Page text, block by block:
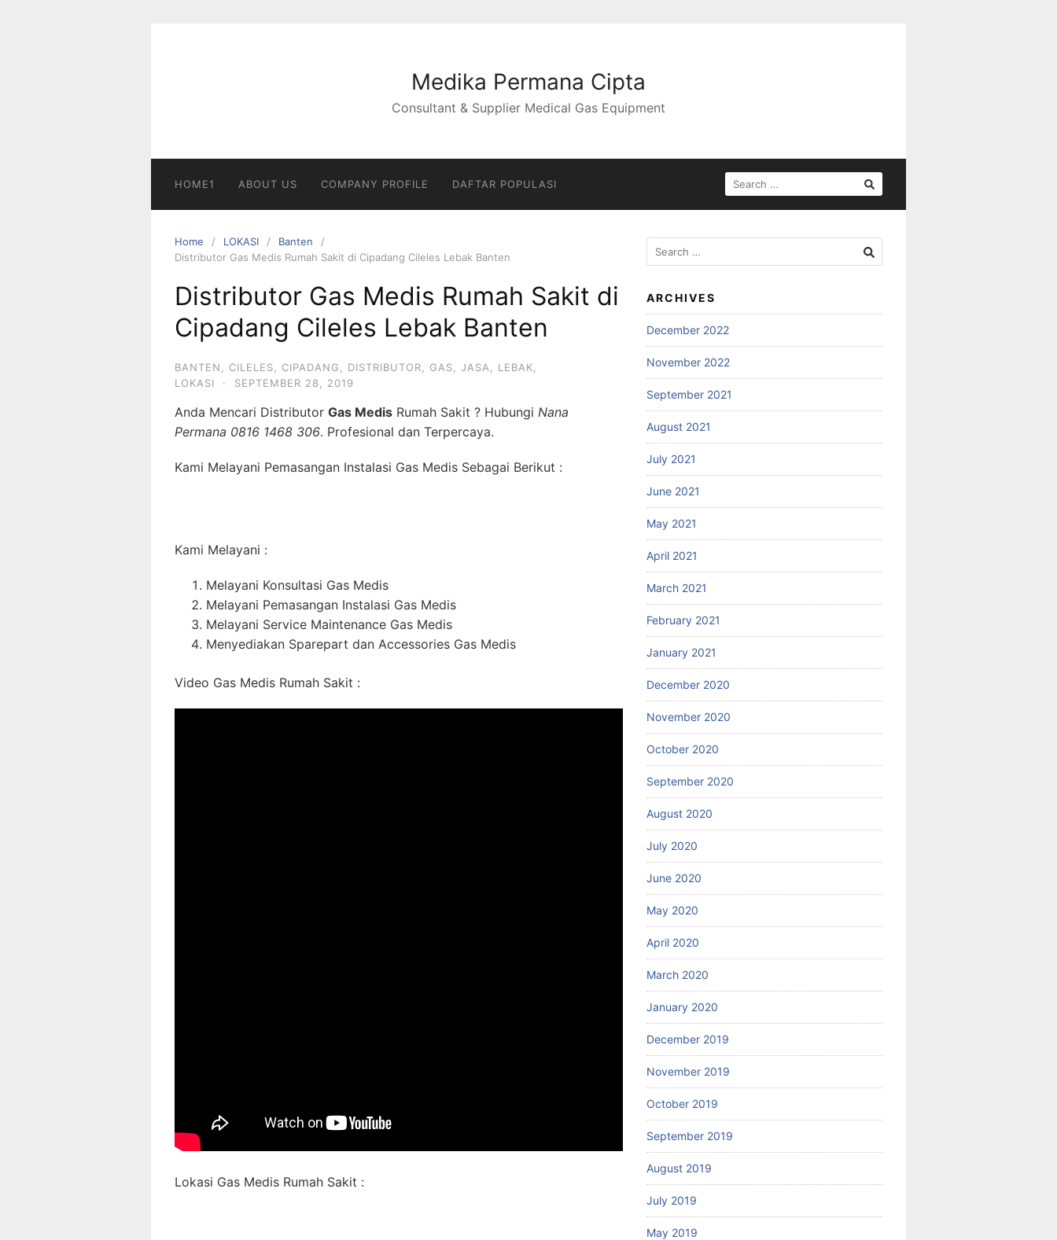
Medika Permana Cipta
Consultant & Supplier Medical Gas Equipment
HOME1 ABOUT US COMPANY PROFILE DAFTAR POPULASI
SEARCH
FOR:
Home LOKASI
Banten
Distributor Gas Medis Rumah Sakit di Cipadang Cileles Lebak Banten
Distributor Gas Medis Rumah Sakit di
Cipadang Cileles Lebak Banten
BANTEN CILELES CIPADANG DISTRIBUTOR GAS JASA LEBAK
LOKASI
· SEPTEMBER 28, 2019
Anda Mencari Distributor Gas Medis Rumah Sakit ? Hubungi Nana
Permana 0816 1468 306. Profesional dan Terpercaya.
Kami Melayani Pemasangan Instalasi Gas Medis Sebagai Berikut :
Kami Melayani :
Melayani Konsultasi Gas Medis
Melayani Pemasangan Instalasi Gas Medis
Melayani Service Maintenance Gas Medis
Menyediakan Sparepart dan Accessories Gas Medis
Video Gas Medis Rumah Sakit :
Lokasi Gas Medis Rumah Sakit :
Search
for:
ARCHIVES
December 2022
November 2022
September 2021
August 2021
July 2021
June 2021
May 2021
April 2021
March 2021
February 2021
January 2021
December 2020
November 2020
October 2020
September 2020
August 2020
July 2020
June 2020
May 2020
April 2020
March 2020
January 2020
December 2019
November 2019
October 2019
September 2019
August 2019
July 2019
May 2019